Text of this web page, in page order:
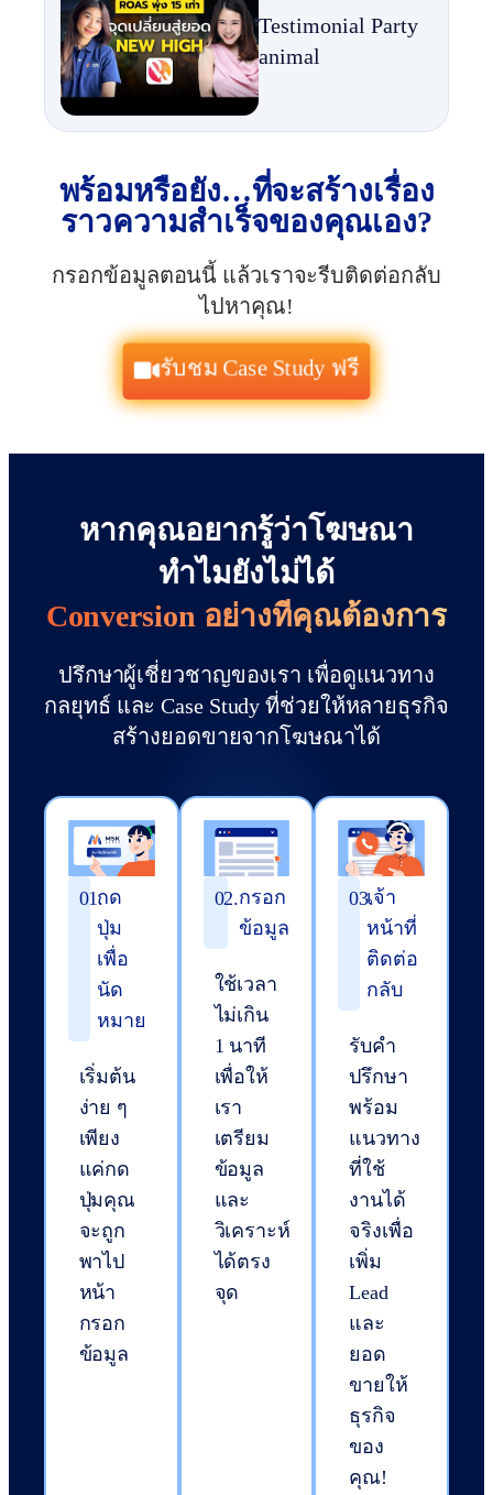
Testimonial Party
animal
พร้อมหรือยัง…ที่จะสร้างเรื่อง
ราวความสำเร็จของคุณเอง?
กรอกข้อมูลตอนนี้ แล้วเราจะรีบติดต่อกลับ
ไปหาคุณ!
รับชม Case Study ฟรี
หากคุณอยากรู้ว่าโฆษณา
ทำไมยังไม่ได้
Conversion อย่างที่คุณต้องการ
ปรึกษาผู้เชี่ยวชาญของเรา เพื่อดูแนวทาง
กลยุทธ์ และ Case Study ที่ช่วยให้หลายธุรกิจ
สร้างยอดขายจากโฆษณาได้
01.กด
ปุ่ม
เพื่อ
นัด
หมาย
เริ่มต้น
ง่าย ๆ
เพียง
แค่กด
ปุ่มคุณ
จะถูก
พาไป
หน้า
กรอก
ข้อมูล
02.กรอก
ข้อมูล
ใช้เวลา
ไม่เกิน
1 นาที
เพื่อให้
เรา
เตรียม
ข้อมูล
และ
วิเคราะห์
ได้ตรง
จุด
03.เจ้า
หน้าที่
ติดต่อ
กลับ
รับคำ
ปรึกษา
พร้อม
แนวทาง
ที่ใช้
งานได้
จริงเพื่อ
เพิ่ม
Lead
และ
ยอด
ขายให้
ธุรกิจ
ของ
คุณ!